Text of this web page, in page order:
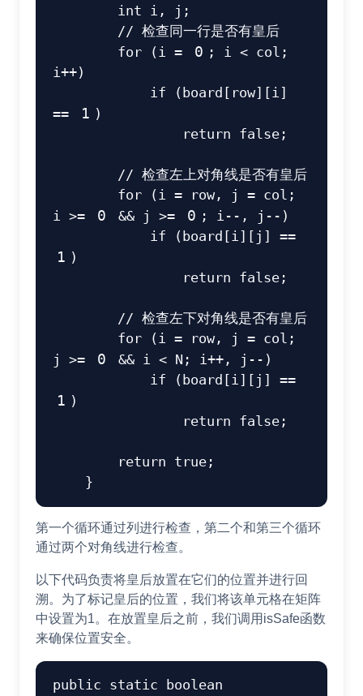
int i , j ;
// 检查同一行是否有皇后
for
(i = 0 ; i < col ;
i++)
if
( board [ row] [i]
==
1 )
return false ;
// 检查左上对角线是否有皇后
for
(i = row, j = col ;
i >= 0 && j >= 0 ; i -- , j -- )
if
( board [i] [ j ]
==
1 )
return false ;
// 检查左下对角线是否有皇后
for
(i = row, j = col ;
j >= 0 && i < N ; i++ , j -- )
if
( board [i] [ j ]
==
1 )
return false ;
return true ;
}
第一个循环通过列进行检查，第二个和第三个循环
通过两个对角线进行检查。
以下代码负责将皇后放置在它们的位置并进行回
溯。为了标记皇后的位置，我们将该单元格在矩阵
中设置为1。在放置皇后之前，我们调用isSafe函数
来确保位置安全。
public static
boolean